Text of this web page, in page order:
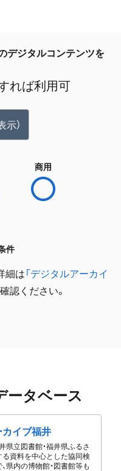
デジタルコンテンツを
れば利用可
示）
商用
件
細は 「デジタルアーカイ
認ください。
ータベース
イブ福井
県立図書館・福井県ふるさ
る資料を中心とした協同検
県内の博物館・図書館等も